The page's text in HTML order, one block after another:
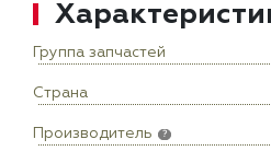
Группа запчастей
Страна
Производитель ?